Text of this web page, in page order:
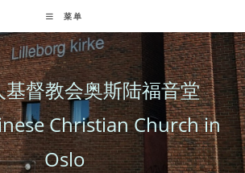
菜单
基督教会奥斯陆福音堂
Christian Church in
Oslo